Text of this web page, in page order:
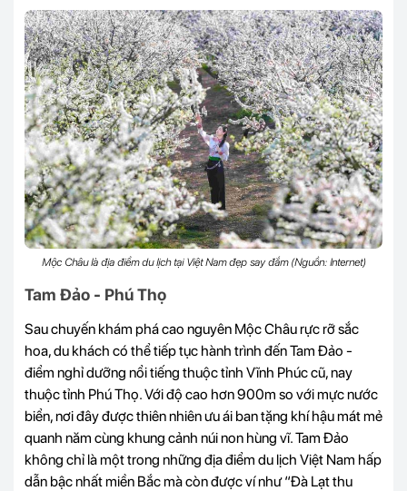
Mộc Châu là địa điểm du lịch tại Việt Nam đẹp say đắm (Nguồn: Internet)
Tam Đảo - Phú Thọ
Sau chuyến khám phá cao nguyên Mộc Châu rực rỡ sắc
hoa, du khách có thể tiếp tục hành trình đến Tam Đảo -
điểm nghỉ dưỡng nổi tiếng thuộc tỉnh Vĩnh Phúc cũ, nay
thuộc tỉnh Phú Thọ. Với độ cao hơn 900m so với mực nước
biển, nơi đây được thiên nhiên ưu ái ban tặng khí hậu mát mẻ
quanh năm cùng khung cảnh núi non hùng vĩ. Tam Đảo
không chỉ là một trong những địa điểm du lịch Việt Nam hấp
dẫn bậc nhất miền Bắc mà còn được ví như “Đà Lạt thu